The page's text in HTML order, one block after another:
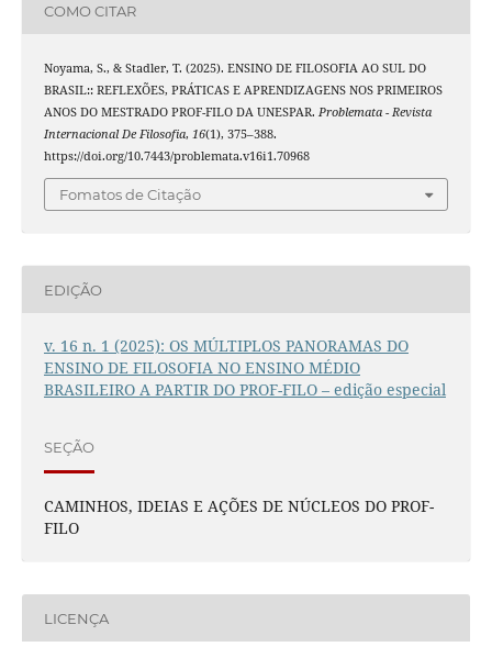
COMO CITAR
Noyama, S., & Stadler, T. (2025). ENSINO DE FILOSOFIA AO SUL DO
BRASIL:: REFLEXÕES, PRÁTICAS E APRENDIZAGENS NOS PRIMEIROS
ANOS DO MESTRADO PROF-FILO DA UNESPAR. Problemata - Revista
Internacional De Filosofia, 16(1), 375–388.
https://doi.org/10.7443/problemata.v16i1.70968
Fomatos de Citação
EDIÇÃO
v. 16 n. 1 (2025): OS MÚLTIPLOS PANORAMAS DO
ENSINO DE FILOSOFIA NO ENSINO MÉDIO
BRASILEIRO A PARTIR DO PROF-FILO – edição especial
SEÇÃO
CAMINHOS, IDEIAS E AÇÕES DE NÚCLEOS DO PROF-
FILO
LICENÇA